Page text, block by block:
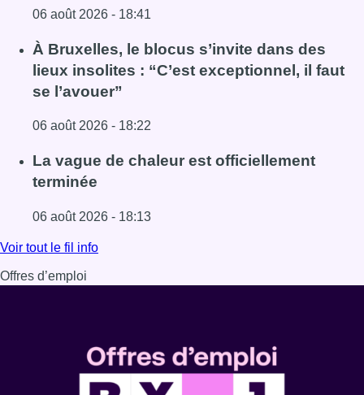
06 août 2026 - 18:41
Lire l'article Une explosion provoque un incendie dans
À Bruxelles, le blocus s’invite dans des
lieux insolites : “C’est exceptionnel, il faut
se l’avouer”
06 août 2026 - 18:22
Lire l'article À Bruxelles, le blocus s’invite dans des lieux
La vague de chaleur est officiellement
terminée
06 août 2026 - 18:13
Lire l'article La vague de chaleur est officiellement
Voir tout le fil info
Offres d’emploi